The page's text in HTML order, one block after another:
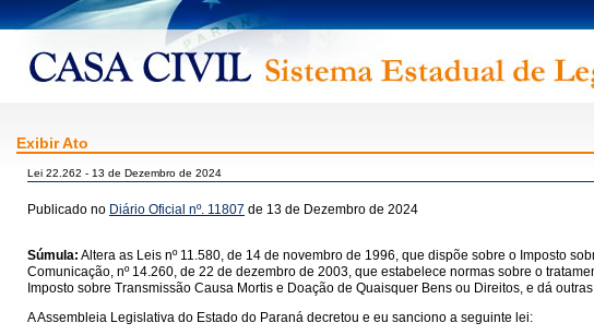
Exibir Ato
Lei 22.262 - 13 de Dezembro de 2024
Publicado no Diário Oficial nº. 11807 de 13 de Dezembro de 2024
Súmula: Altera as Leis nº 11.580, de 14 de novembro de 1996, que dispõe sobre o Imposto
Comunicação, nº 14.260, de 22 de dezembro de 2003, que estabelece normas sobre o
Imposto sobre Transmissão Causa Mortis e Doação de Quaisquer Bens ou Direitos, e dá
A Assembleia Legislativa do Estado do Paraná decretou e eu sanciono a seguinte lei: